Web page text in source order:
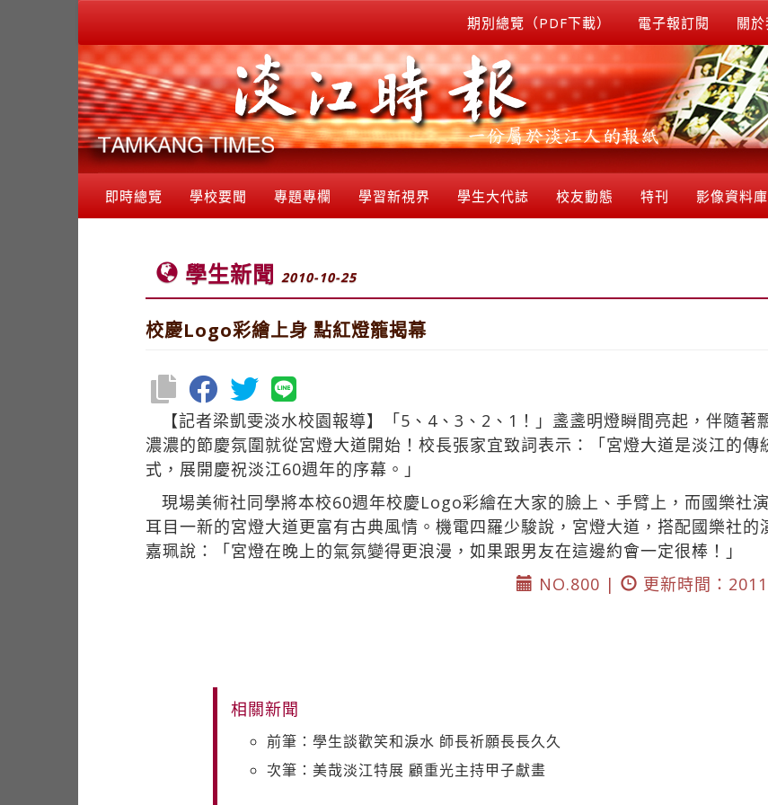
期別總覽（PDF下載） 電子報訂閱 關
即時總覽 學校要聞 專題專欄 學習新視界 學生大代誌 校友動態 特刊 影像資料庫
學生新聞 2010-10-25
校慶Logo彩繪上身 點紅燈籠揭幕
【記者梁凱雯淡水校園報導】「5、4、3、2、1！」盞盞明燈瞬間亮起，伴隨著
濃濃的節慶氛圍就從宮燈大道開始！校長張家宜致詞表示：「宮燈大道是淡江的
式，展開慶祝淡江60週年的序幕。」
現場美術社同學將本校60週年校慶Logo彩繪在大家的臉上、手臂上，而國樂社
耳目一新的宮燈大道更富有古典風情。機電四羅少駿說，宮燈大道，搭配國樂社
嘉珮說：「宮燈在晚上的氣氛變得更浪漫，如果跟男友在這邊約會一定很棒！」
NO.800 |
更新時間：
相關新聞
前筆：學生談歡笑和淚水 師長祈願長長久久
次筆：美哉淡江特展 顧重光主持甲子獻畫